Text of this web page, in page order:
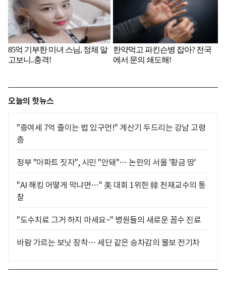
오늘의 핫뉴스
"증여세 7억 줄이는 법 있구먼!" 계산기 두드리는 강남 고령
층
정부 "아파트 짓자", 시민 "안돼"… 논란의 서울 '황금 땅'
"AI 해킹 어떻게 막냐면…" 美 대회 1위한 韓 천재교수의 통
찰
"도수치료 그거 하지 마세요~" 병원들의 새로운 꼼수 진료
바람 가르는 보닛 장착… 세단 같은 승차감의 볼보 전기차